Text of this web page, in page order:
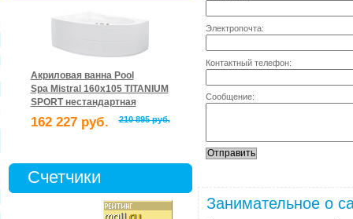
Акриловая ванна Pool
Spa Mistral 160x105 TITANIUM
SPORT нестандартная
162 227 руб. 210 895 руб.
Счетчики
Электропочта:
Контактный телефон:
Сообщение:
Занимательное о